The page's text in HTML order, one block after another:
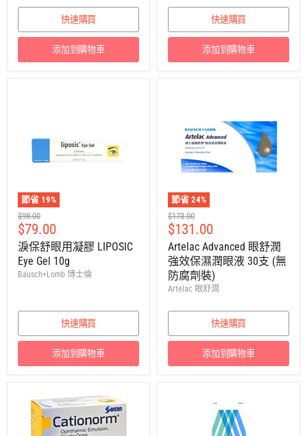
快速購買
添加到購物車
快速購買
添加到購物車
節省 19%
建
議
零
售
價
$98.00
售
價
$79.00
淚保舒眼用凝膠 LIPOSIC
Eye Gel 10g
Bausch+Lomb 博士倫
快速購買
添加到購物車
節省 24%
建
議
零
售
價
$173.00
售
價
$131.00
Artelac Advanced 眼舒潤
強效保濕潤眼液 30支 (無
防腐劑裝)
Artelac 眼舒潤
快速購買
添加到購物車